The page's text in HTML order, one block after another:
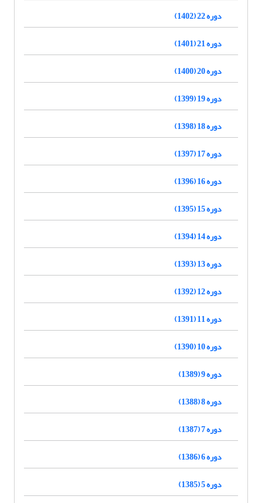
دوره 22 (1402)
دوره 21 (1401)
دوره 20 (1400)
دوره 19 (1399)
دوره 18 (1398)
دوره 17 (1397)
دوره 16 (1396)
دوره 15 (1395)
دوره 14 (1394)
دوره 13 (1393)
دوره 12 (1392)
دوره 11 (1391)
دوره 10 (1390)
دوره 9 (1389)
دوره 8 (1388)
دوره 7 (1387)
دوره 6 (1386)
دوره 5 (1385)